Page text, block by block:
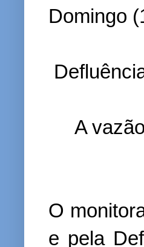
Domingo
A
O
e pela